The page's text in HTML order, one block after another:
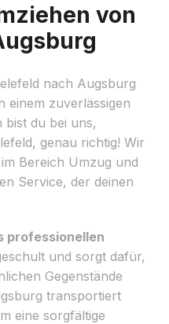
von
nach Augsburg
einem zuverlässigen
bist du bei uns,
genau richtig! Wir
Bereich Umzug und
Service, der deinen
professionellen
und sorgt dafür,
Gegenstände
transportiert
eine sorgfältige